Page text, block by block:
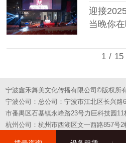
迎接
当晚你
1 / 15
宁波鑫禾舞美文化传播有限公司©版权所
宁波公司：总公司：宁波市江北区长兴路
市番禺区石基镇永峰路23号力巨科技园11
杭州公司：杭州市西湖区文一西路857号2